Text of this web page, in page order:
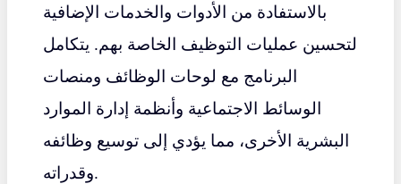
بالاستفادة من الأدوات والخدمات الإضافية
لتحسين عمليات التوظيف الخاصة بهم. يتكامل
البرنامج مع لوحات الوظائف ومنصات
الوسائط الاجتماعية وأنظمة إدارة الموارد
البشرية الأخرى، مما يؤدي إلى توسيع وظائفه
وقدراته.